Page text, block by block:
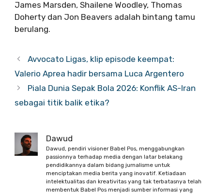
James Marsden, Shailene Woodley, Thomas
Doherty dan Jon Beavers adalah bintang tamu
berulang.
Avvocato Ligas, klip episode keempat:
Valerio Aprea hadir bersama Luca Argentero
Piala Dunia Sepak Bola 2026: Konflik AS-Iran
sebagai titik balik etika?
Dawud
Dawud, pendiri visioner Babel Pos, menggabungkan
passionnya terhadap media dengan latar belakang
pendidikannya dalam bidang jurnalisme untuk
menciptakan media berita yang inovatif. Ketiadaan
intelektualitas dan kreativitas yang tak terbatasnya telah
membentuk Babel Pos menjadi sumber informasi yang